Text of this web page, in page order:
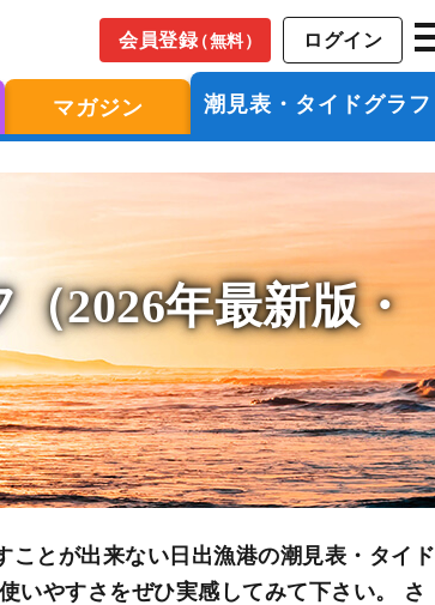
会員登録（無料） ログイン
マガジン 潮見表・タイドグラフ
2026年最新版・
とが出来ない日出漁港の潮見表・タイド
いやすさをぜひ実感してみて下さい。 さ